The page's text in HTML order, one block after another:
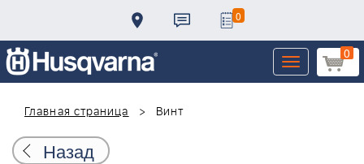
0
0
Toggle
navigation
Главная страница
Винт
Назад